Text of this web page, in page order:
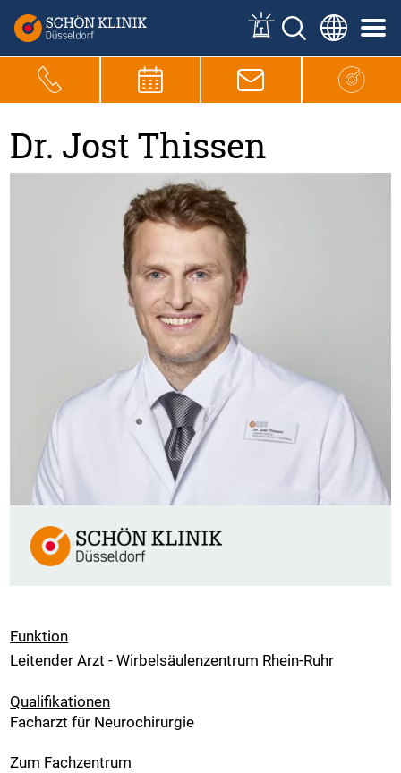
Dr. Jost Thissen
Funktion
Leitender Arzt - Wirbelsäulenzentrum Rhein-Ruhr
Qualifikationen
Facharzt für Neurochirurgie
Zum Fachzentrum